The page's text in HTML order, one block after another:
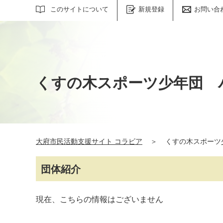
このサイトについて 新規登録 お問い合
サイト内検索
くすの木スポーツ少年団
大府市民活動支援サイト コラビア ＞ くすの木スポー
団体紹介
現在、こちらの情報はございません